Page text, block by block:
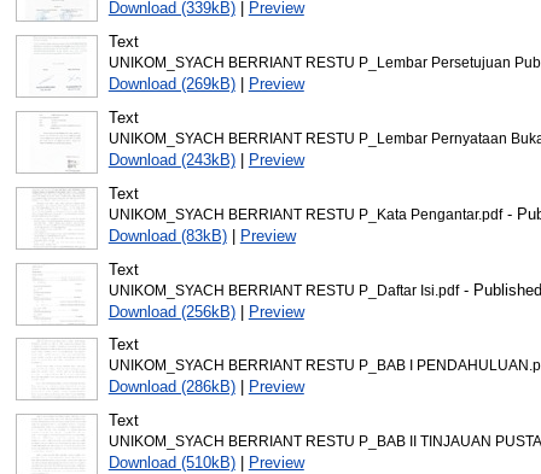
Download (339kB)|
Preview
Text
UNIKOM_SYACH BERRIANT RESTU P_Lembar Persetujuan
Download (269kB)|
Preview
Text
UNIKOM_SYACH BERRIANT RESTU P_Lembar Pernyataan
Download (243kB)|
Preview
Text
UNIKOM_SYACH BERRIANT RESTU P_Kata Pengantar.pdf-
Download (83kB)|
Preview
Text
UNIKOM_SYACH BERRIANT RESTU P_Daftar Isi.pdf-
Download (256kB)| Preview
Text
UNIKOM_SYACH BERRIANT RESTU P_BAB I
Download (286kB)|
Preview
Text
UNIKOM_SYACH BERRIANT RESTU P_BAB II TINJAUAN
Download (510kB)|
Preview